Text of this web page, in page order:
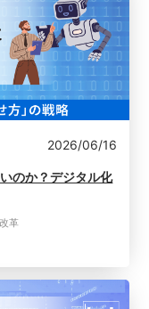
2026/06/16
のか？デジタル化
革